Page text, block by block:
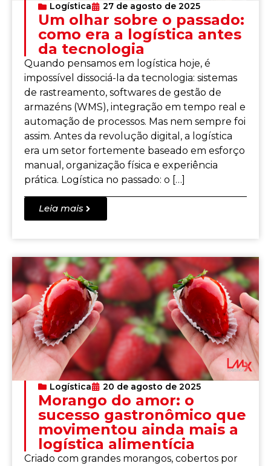
Logística 27 de agosto de 2025
Um olhar sobre o passado:
como era a logística antes
da tecnologia
Quando pensamos em logística hoje, é
impossível dissociá-la da tecnologia: sistemas
de rastreamento, softwares de gestão de
armazéns (WMS), integração em tempo real e
automação de processos. Mas nem sempre foi
assim. Antes da revolução digital, a logística
era um setor fortemente baseado em esforço
manual, organização física e experiência
prática. Logística no passado: o […]
Leia mais
Logística 20 de agosto de 2025
Morango do amor: o
sucesso gastronômico que
movimentou ainda mais a
logística alimentícia
Criado com grandes morangos, cobertos por